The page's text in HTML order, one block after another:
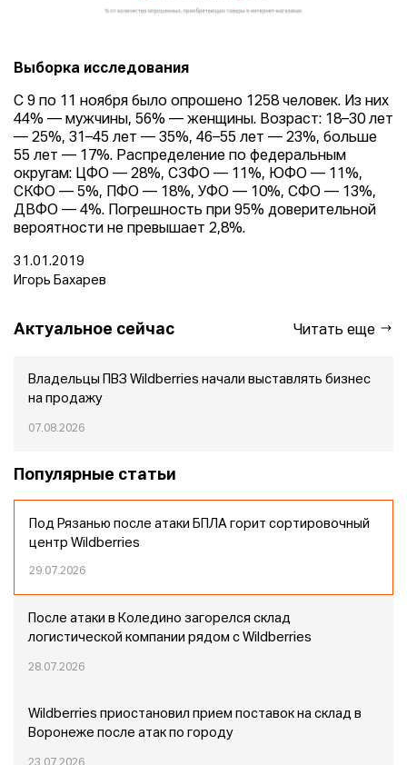
Выборка исследования
С 9 по 11 ноября было опрошено 1258 человек. Из них
44% — мужчины, 56% — женщины. Возраст: 18–30 лет
— 25%, 31–45 лет — 35%, 46–55 лет — 23%, больше
55 лет — 17%. Распределение по федеральным
округам: ЦФО — 28%, СЗФО — 11%, ЮФО — 11%,
СКФО — 5%, ПФО — 18%, УФО — 10%, СФО — 13%,
ДВФО — 4%. Погрешность при 95% доверительной
вероятности не превышает 2,8%.
31.01.2019
Игорь Бахарев
Актуальное сейчас Читать еще
Владельцы ПВЗ Wildberries начали выставлять бизнес
на продажу
07.08.2026
Популярные статьи
Под Рязанью после атаки БПЛА горит сортировочный
центр Wildberries
29.07.2026
После атаки в Коледино загорелся склад
логистической компании рядом с Wildberries
28.07.2026
Wildberries приостановил прием поставок на склад в
Воронеже после атак по городу